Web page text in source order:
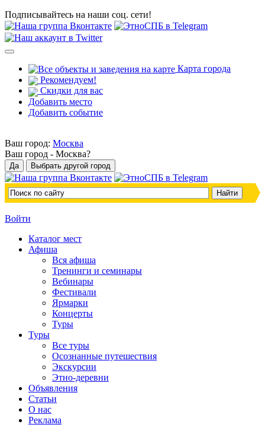
Подписывайтесь на наши соц. сети!
Карта города
Рекомендуем!
Скидки для вас
Добавить место
Добавить событие
Ваш город: Москва
Ваш город - Москва?
Войти
Каталог мест
Афиша
Вся афиша
Тренинги и семинары
Вебинары
Фестивали
Ярмарки
Концерты
Туры
Туры
Все туры
Осознанные путешествия
Экскурсии
Этно-деревни
Объявления
Статьи
О нас
Реклама